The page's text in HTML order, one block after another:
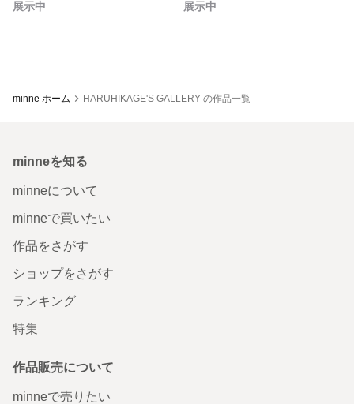
展示中 展示中
minne ホーム HARUHIKAGE'S GALLERY の作品一覧
minneを知る
minneについて
minneで買いたい
作品をさがす
ショップをさがす
ランキング
特集
作品販売について
minneで売りたい